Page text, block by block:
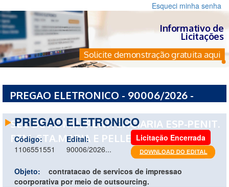
Esqueci minha senha
Informativo de
Licitações
Solicite demonstração gratuita aqui
PREGAO ELETRONICO - 90006/2026 -
SEC DE ADMIN PENITENCIARIA ESP-PENIT.
FEM. STA.MARIA E PELLETIER
PREGAO ELETRONICO
Código:
1106551551
Edital:
90006/2026...
Licitação Encerrada
Objeto:
contratacao de servicos de impressao
coorporativa por meio de outsourcing.